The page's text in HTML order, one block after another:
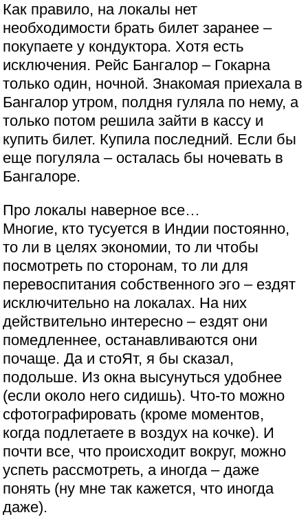
Как правило, на локалы нет
необходимости брать билет заранее –
покупаете у кондуктора. Хотя есть
исключения. Рейс Бангалор – Гокарна
только один, ночной. Знакомая приехала в
Бангалор утром, полдня гуляла по нему, а
только потом решила зайти в кассу и
купить билет. Купила последний. Если бы
еще погуляла – осталась бы ночевать в
Бангалоре.
Про локалы наверное все…
Многие, кто тусуется в Индии постоянно,
то ли в целях экономии, то ли чтобы
посмотреть по сторонам, то ли для
перевоспитания собственного эго – ездят
исключительно на локалах. На них
действительно интересно – ездят они
помедленнее, останавливаются они
почаще. Да и стоЯт, я бы сказал,
подольше. Из окна высунуться удобнее
(если около него сидишь). Что-то можно
сфотографировать (кроме моментов,
когда подлетаете в воздух на кочке). И
почти все, что происходит вокруг, можно
успеть рассмотреть, а иногда – даже
понять (ну мне так кажется, что иногда
даже).